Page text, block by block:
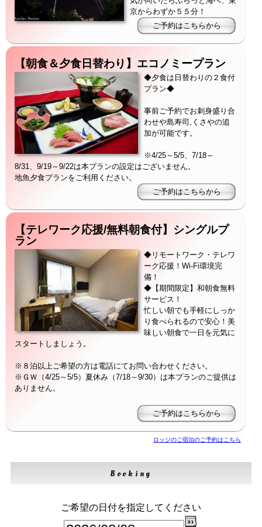
京からわずか５５分！
【朝食＆夕食日替わり】エコノミープラン
◆夕食は日替わりの２食付
プラン◆
事前ご予約でお刺身盛り合
わせや島寿司,くさやの追
加が可能です。
※4/25～5/5、7/18～
8/31、9/19～9/22は本プランの設定はございません。
地魚夕食プランをご利用ください。
【テレワーク応援/無料朝食付】シングルプ
ラン
◆リモートワーク・テレワ
ーク応援！Wi-Fi環境完
備！
◆【期間限定】和朝食無料
サービス！
忙しい朝でも手軽にしっか
り食べられるので安心！美
味しい朝食で一日を元気に
スタートしましょう。
※８泊以上ご希望の方は電話にてお問い合わせください。
※ＧＷ（4/25～5/5）夏休み（7/18～9/30）は本プランのご提供は
ありません。
ロッジのご宿泊のご予約はこちら
Booking
ご希望の日付を指定してください